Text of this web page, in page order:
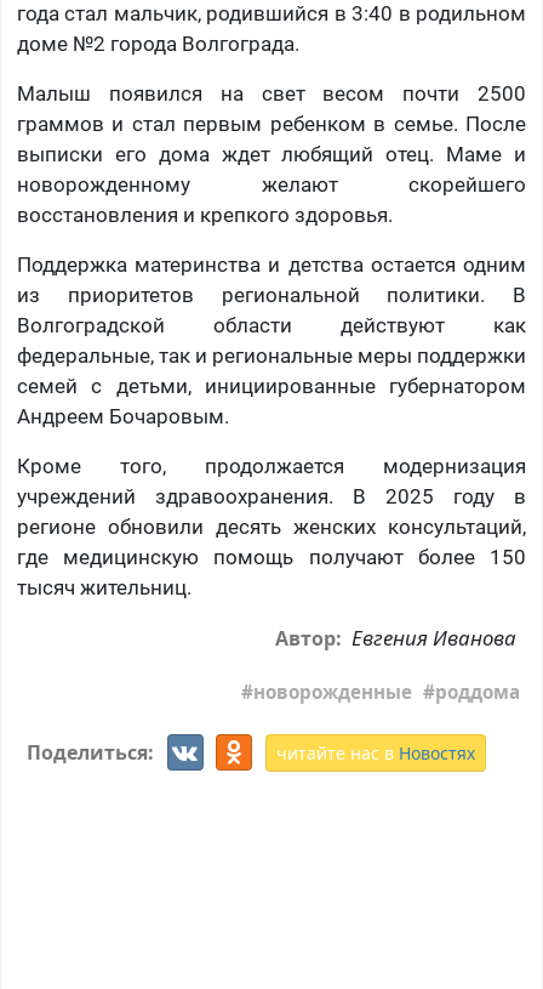
года стал мальчик, родившийся в 3:40 в родильном
доме №2 города Волгограда.
Малыш появился на свет весом почти 2500
граммов и стал первым ребенком в семье. После
выписки его дома ждет любящий отец. Маме и
новорожденному желают скорейшего
восстановления и крепкого здоровья.
Поддержка материнства и детства остается одним
из приоритетов региональной политики. В
Волгоградской области действуют как
федеральные, так и региональные меры поддержки
семей с детьми, инициированные губернатором
Андреем Бочаровым.
Кроме того, продолжается модернизация
учреждений здравоохранения. В 2025 году в
регионе обновили десять женских консультаций,
где медицинскую помощь получают более 150
тысяч жительниц.
Автор: Евгения Иванова
новорожденные роддома
Поделиться: читайте нас в Новостях